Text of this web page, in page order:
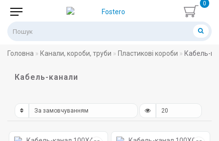
0
Головна Канали, короби, труби Пластикові короби Кабель-
Кабель-канали